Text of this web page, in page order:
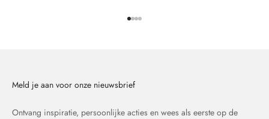
Meld je aan voor onze nieuwsbrief
Ontvang inspiratie, persoonlijke acties en wees als eerste op de